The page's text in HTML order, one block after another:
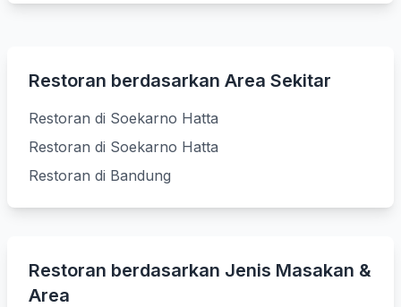
Restoran berdasarkan Area Sekitar
Restoran di Soekarno Hatta
Restoran di Soekarno Hatta
Restoran di Bandung
Restoran berdasarkan Jenis Masakan &
Area